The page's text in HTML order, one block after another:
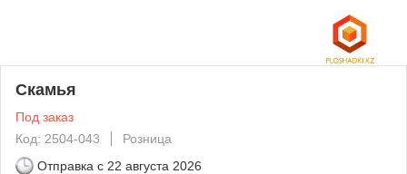
Скамья
Под заказ
Код: 2504-043
Розница
Отправка с 22 августа 2026